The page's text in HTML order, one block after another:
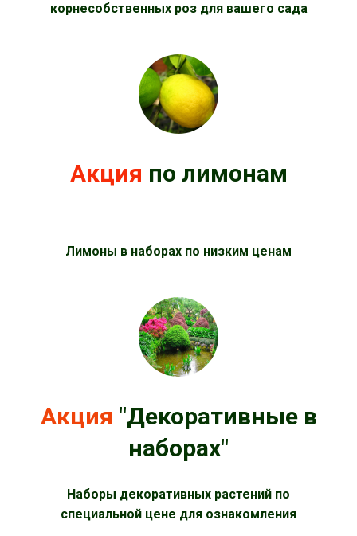
корнесобственных роз для вашего сада
Акция по лимонам
Лимоны в наборах по низким ценам
Акция "Декоративные в
наборах"
Наборы декоративных растений по
специальной цене для ознакомления